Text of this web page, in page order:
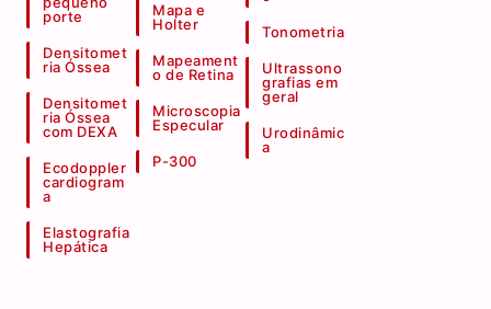
porte
Densitomet
ria Óssea
Densitomet
ria Óssea
com DEXA
Ecodoppler
cardiogram
a
Elastografia
Hepática
Mapa e
Holter
Mapeament
o de Retina
Microscopia
Especular
P-300
Tonometria
Ultrassono
grafias em
geral
Urodinâmic
a